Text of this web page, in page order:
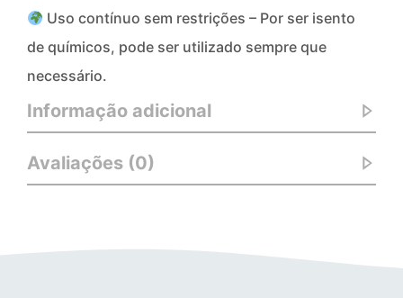
Uso contínuo sem restrições – Por ser isento
de químicos, pode ser utilizado sempre que
necessário.
Informação adicional
Avaliações (0)